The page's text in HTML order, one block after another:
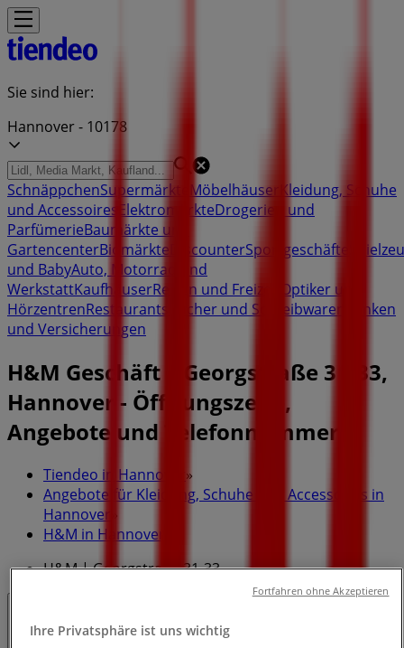
Sie sind hier:
Hannover - 10178
SchnäppchenSupermärkte Möbelhäuser
Kleidung, Schuhe
und Accessoires ElektromärkteDrogerien und
ParfümerieBaumärkte und
GartencenterBiomärkte DiscounterSportgeschäfte
und BabyAuto, Motorrad und
WerkstattKaufhäuserReisen und Freizeit
Optiker und
HörzentrenRestaurants Bücher und Schreibwaren
Banken
und Versicherungen
H&M Geschäft | Georgstraße 31-33,
Hannover - Öffnungszeite,
Angebote und Telefonnummern
Tiendeo in Hannover »
Angebote für Kleidung, Schuhe und Accessoires in
Hannover
H&M in Hannover
H&M | Georgstraße 31-33
Ihre Privatsphäre ist uns wichtig
Fortfahren ohne Akzeptieren